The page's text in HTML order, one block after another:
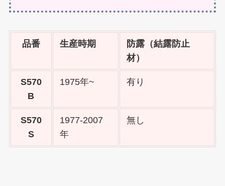
品番 生産時期
防露（結露防止
材）
S570
B
1975年~ 有り
S570
S
1977-2007
年
無し